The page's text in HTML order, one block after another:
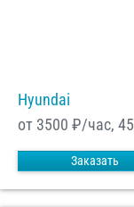
Hyundai
от 3500 ₽/час,
Заказать